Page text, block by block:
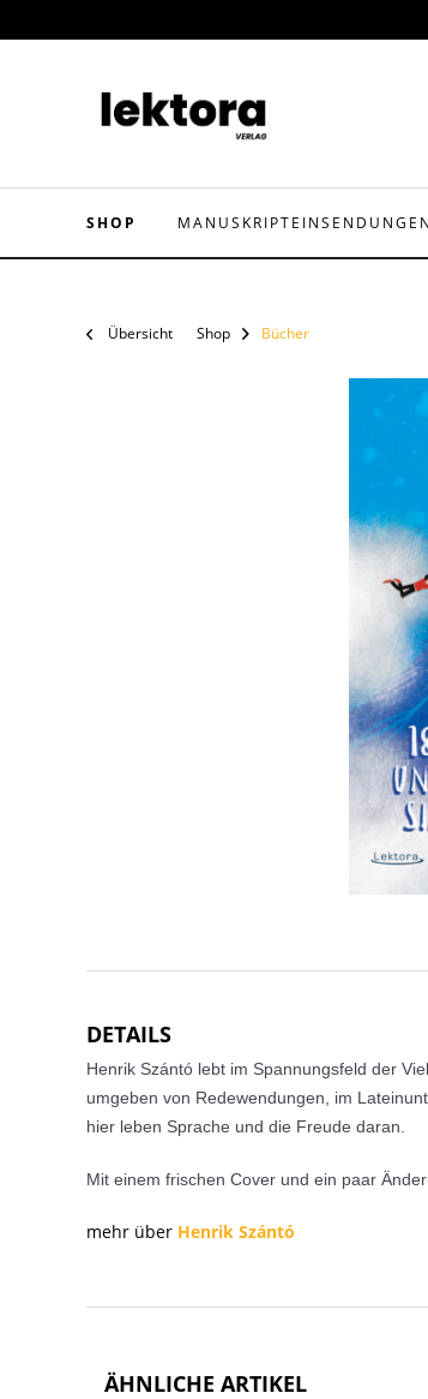
SHOP MANUSKRIPTEINSENDUNGEN
Übersicht Shop Bücher
DETAILS
Henrik Szántó lebt im Spannungsfeld der
umgeben von Redewendungen, im
hier leben Sprache und die Freude daran.
Mit einem frischen Cover und ein paar
mehr über Henrik Szántó
ÄHNLICHE ARTIKEL